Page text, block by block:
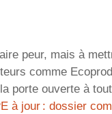
peur, mais à
comme
porte ouverte à
à jour : dossier